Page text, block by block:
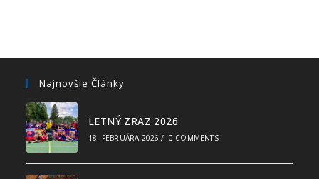
Najnovšie Články
LETNÝ ZRAZ 2026
18. FEBRUÁRA 2026 / 0 COMMENTS